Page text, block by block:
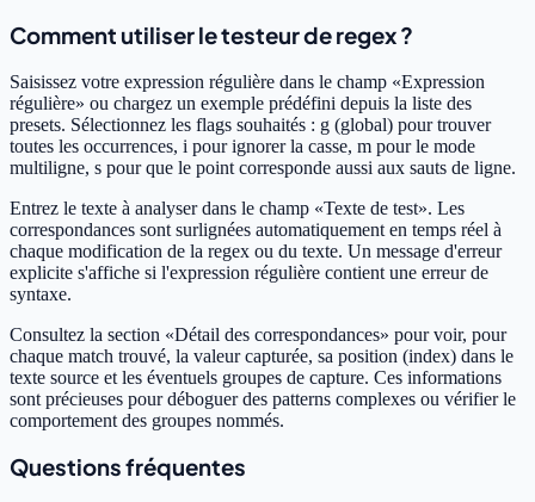
Comment utiliser le testeur de regex ?
Saisissez votre expression régulière dans le champ «Expression
régulière» ou chargez un exemple prédéfini depuis la liste des
presets. Sélectionnez les flags souhaités : g (global) pour trouver
toutes les occurrences, i pour ignorer la casse, m pour le mode
multiligne, s pour que le point corresponde aussi aux sauts de ligne.
Entrez le texte à analyser dans le champ «Texte de test». Les
correspondances sont surlignées automatiquement en temps réel à
chaque modification de la regex ou du texte. Un message d'erreur
explicite s'affiche si l'expression régulière contient une erreur de
syntaxe.
Consultez la section «Détail des correspondances» pour voir, pour
chaque match trouvé, la valeur capturée, sa position (index) dans le
texte source et les éventuels groupes de capture. Ces informations
sont précieuses pour déboguer des patterns complexes ou vérifier le
comportement des groupes nommés.
Questions fréquentes